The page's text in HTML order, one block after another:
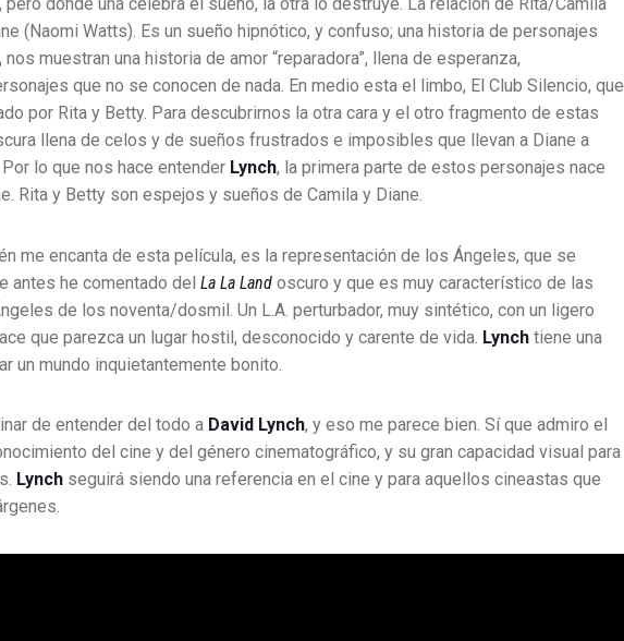
donde una celebra el sueño, la otra lo destruye. La relación de Rita/Camila
(Naomi Watts). Es un sueño hipnótico, y confuso; una historia de personajes
muestran una historia de amor “reparadora”, llena de esperanza,
que no se conocen de nada. En medio esta el limbo, El Club Silencio, que
por Rita y Betty. Para descubrirnos la otra cara y el otro fragmento de estas
llena de celos y de sueños frustrados e imposibles que llevan a Diane a
lo que nos hace entender Lynch, la primera parte de estos personajes nace
Rita y Betty son espejos y sueños de Camila y Diane.
me encanta de esta película, es la representación de los Ángeles, que se
antes he comentado del La La Land oscuro y que es muy característico de las
de los noventa/dosmil. Un L.A. perturbador, muy sintético, con un ligero
que parezca un lugar hostil, desconocido y carente de vida. Lynch tiene una
un mundo inquietantemente bonito.
de entender del todo a David Lynch, y eso me parece bien. Sí que admiro el
del cine y del género cinematográfico, y su gran capacidad visual para
Lynch seguirá siendo una referencia en el cine y para aquellos cineastas que